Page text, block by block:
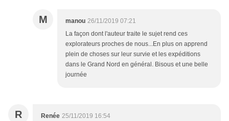
M manou 26/11/2019 07:21
La façon dont l'auteur traite le sujet rend ces
explorateurs proches de nous...En plus on apprend
plein de choses sur leur survie et les expéditions
dans le Grand Nord en général. Bisous et une belle
journée
R Renée 25/11/2019 16:54